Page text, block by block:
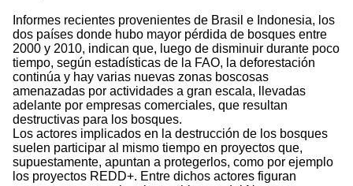
Informes recientes provenientes de Brasil e Indonesia, los
dos países donde hubo mayor pérdida de bosques entre
2000 y 2010, indican que, luego de disminuir durante poco
tiempo, según estadísticas de la FAO, la deforestación
continúa y hay varias nuevas zonas boscosas
amenazadas por actividades a gran escala, llevadas
adelante por empresas comerciales, que resultan
destructivas para los bosques.
Los actores implicados en la destrucción de los bosques
suelen participar al mismo tiempo en proyectos que,
supuestamente, apuntan a protegerlos, como por ejemplo
los proyectos REDD+. Entre dichos actores figuran